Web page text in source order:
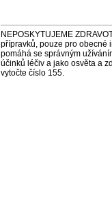
NEPOSKYTUJEME
přípravků, pouze pro obecné
pomáhá se správným
účinků léčiv a jako osvěta a
vytočte číslo 155.